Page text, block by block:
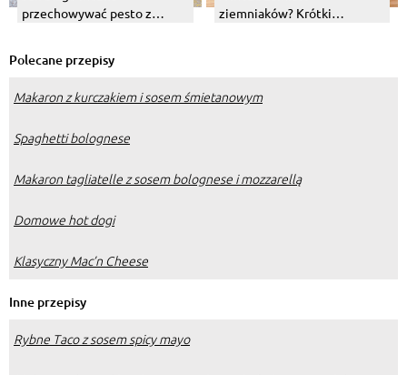
przechowywać pesto z
Jak je pasteryzować?
ziemniaków? Krótki
Polecane przepisy
Makaron z kurczakiem i sosem śmietanowym
Spaghetti bolognese
Makaron tagliatelle z sosem bolognese i mozzarellą
Domowe hot dogi
Klasyczny Mac’n Cheese
Inne przepisy
Rybne Taco z sosem spicy mayo